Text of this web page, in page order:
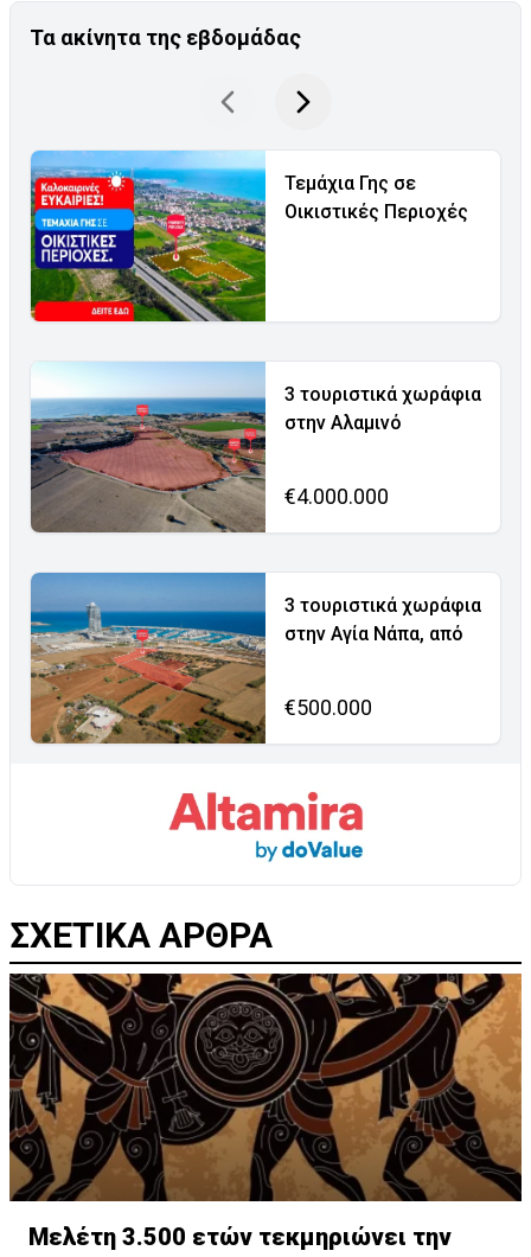
Τα ακίνητα της εβδομάδας
Τεμάχια Γης σε
Οικιστικές Περιοχές
3 τουριστικά χωράφια
στην Αλαμινό
€4.000.000
3 τουριστικά χωράφια
στην Αγία Νάπα, από
€500.000
ΣΧΕΤΙΚΑ ΑΡΘΡΑ
Μελέτη 3.500 ετών τεκμηριώνει την